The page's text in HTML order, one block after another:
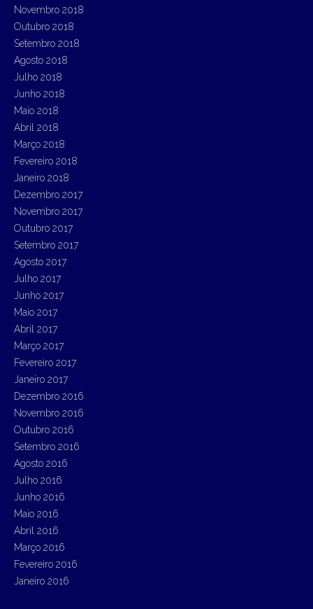
Novembro 2018
Outubro 2018
Setembro 2018
Agosto 2018
Julho 2018
Junho 2018
Maio 2018
Abril 2018
Março 2018
Fevereiro 2018
Janeiro 2018
Dezembro 2017
Novembro 2017
Outubro 2017
Setembro 2017
Agosto 2017
Julho 2017
Junho 2017
Maio 2017
Abril 2017
Março 2017
Fevereiro 2017
Janeiro 2017
Dezembro 2016
Novembro 2016
Outubro 2016
Setembro 2016
Agosto 2016
Julho 2016
Junho 2016
Maio 2016
Abril 2016
Março 2016
Fevereiro 2016
Janeiro 2016